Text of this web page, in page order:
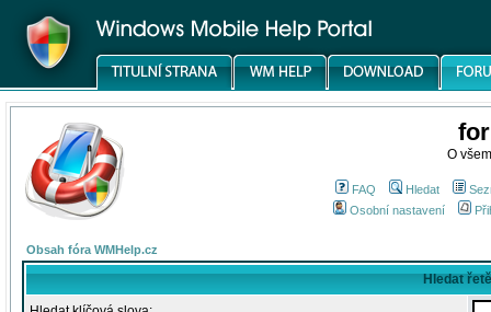
O
FAQ Hledat
Osobní nastavení
Obsah fóra WMHelp.cz
Hledat